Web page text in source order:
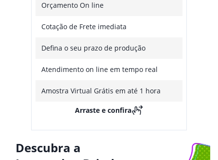
Orçamento On line
Cotação de Frete imediata
Defina o seu prazo de produção
Atendimento on line em tempo real
Amostra Virtual Grátis em até 1 hora
Arraste e confira
Descubra a